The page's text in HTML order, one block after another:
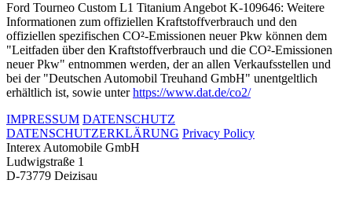
Ford Tourneo Custom L1 Titanium Angebot K-109646: Weitere
Informationen zum offiziellen Kraftstoffverbrauch und den
offiziellen spezifischen CO²-Emissionen neuer Pkw können dem
"Leitfaden über den Kraftstoffverbrauch und die CO²-Emissionen
neuer Pkw" entnommen werden, der an allen Verkaufsstellen und
bei der "Deutschen Automobil Treuhand GmbH" unentgeltlich
erhältlich ist, sowie unterhttps://www.dat.de/co2/
IMPRESSUM DATENSCHUTZ
DATENSCHUTZERKLÄRUNG Privacy Policy
Interex Automobile GmbH
Ludwigstraße 1
D-73779 Deizisau